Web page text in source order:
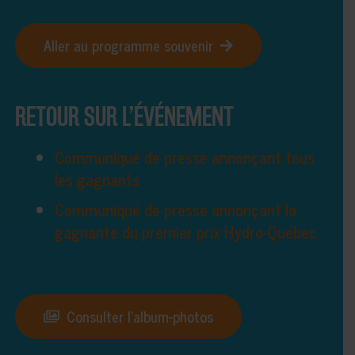
Aller au programme souvenir
RETOUR SUR L’ÉVÉNEMENT
Communiqué de presse annonçant tous
les gagnants
Communiqué de presse annonçant la
gagnante du premier prix Hydro-Québec
Consulter l’album-photos